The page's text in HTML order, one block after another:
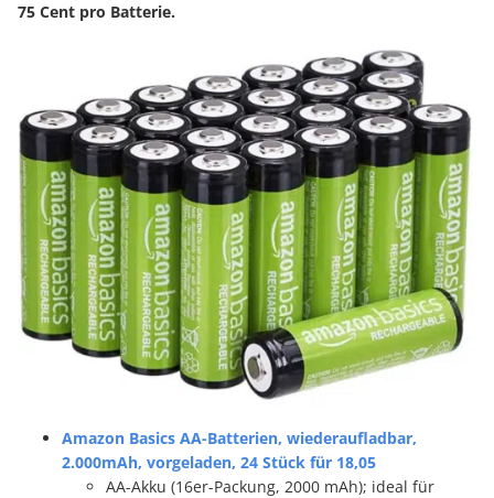
75 Cent pro Batterie.
Amazon Basics AA-Batterien, wiederaufladbar,
2.000mAh, vorgeladen, 24 Stück für 18,05
AA-Akku (16er-Packung, 2000 mAh); ideal für